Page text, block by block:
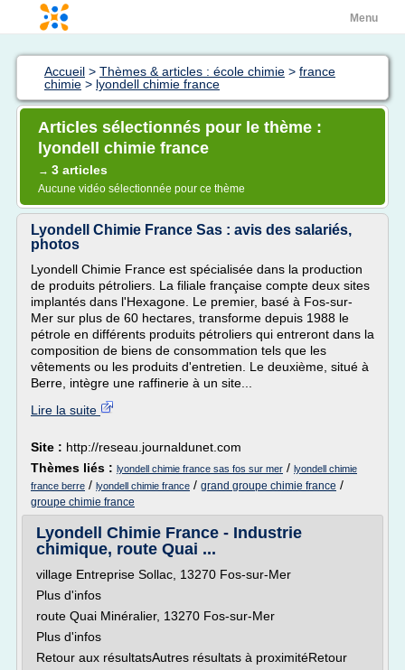
Menu
Accueil > Thèmes & articles : école chimie > france
chimie > lyondell chimie france
Articles sélectionnés pour le thème :
lyondell chimie france
→ 3 articles
Aucune vidéo sélectionnée pour ce thème
Lyondell Chimie France Sas : avis des salariés,
photos
Lyondell Chimie France est spécialisée dans la production
de produits pétroliers. La filiale française compte deux sites
implantés dans l'Hexagone. Le premier, basé à Fos-sur-
Mer sur plus de 60 hectares, transforme depuis 1988 le
pétrole en différents produits pétroliers qui entreront dans la
composition de biens de consommation tels que les
vêtements ou les produits d'entretien. Le deuxième, situé à
Berre, intègre une raffinerie à un site...
Lire la suite
Site : http://reseau.journaldunet.com
Thèmes liés : lyondell chimie france sas fos sur mer / lyondell chimie
france berre / lyondell chimie france / grand groupe chimie france /
groupe chimie france
Lyondell Chimie France - Industrie
chimique, route Quai ...
village Entreprise Sollac, 13270 Fos-sur-Mer
Plus d'infos
route Quai Minéralier, 13270 Fos-sur-Mer
Plus d'infos
Retour aux résultatsAutres résultats à proximitéRetour